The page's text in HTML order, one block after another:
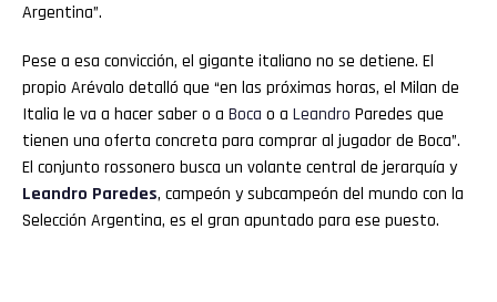
Argentina”.
Pese a esa convicción, el gigante italiano no se detiene. El
propio Arévalo detalló que “en las próximas horas, el Milan de
Italia le va a hacer saber o a Boca o a Leandro Paredes que
tienen una oferta concreta para comprar al jugador de Boca”.
El conjunto rossonero busca un volante central de jerarquía y
Leandro Paredes, campeón y subcampeón del mundo con la
Selección Argentina, es el gran apuntado para ese puesto.